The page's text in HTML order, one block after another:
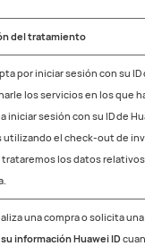
del tratamiento
por iniciar sesión con su
los servicios en los que
iniciar sesión con su ID de
utilizando el check-out de
trataremos los datos
una compra o solicita
información Huawei ID